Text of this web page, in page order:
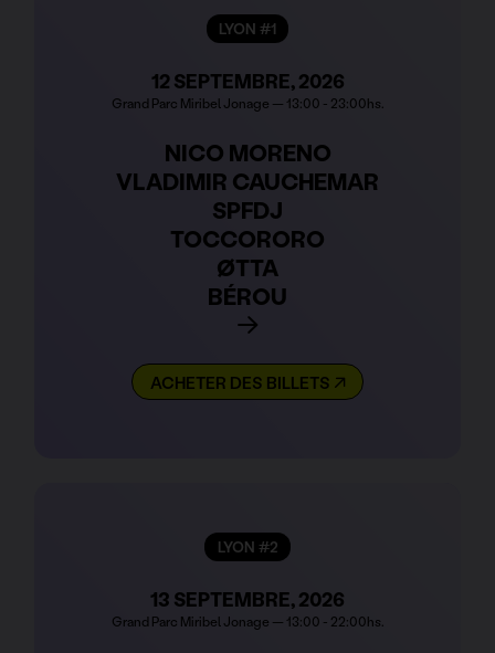
LYON #1
12 SEPTEMBRE, 2026
Grand Parc Miribel Jonage — 13:00 - 23:00hs.
NICO MORENO
VLADIMIR CAUCHEMAR
SPFDJ
TOCCORORO
ØTTA
BÉROU
ACHETER DES BILLETS
LYON #2
13 SEPTEMBRE, 2026
Grand Parc Miribel Jonage — 13:00 - 22:00hs.